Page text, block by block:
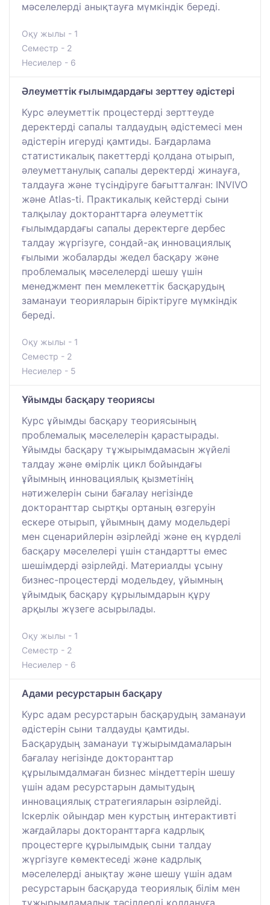
мәселелерді анықтауға мүмкіндік береді.
Оқу жылы - 1
Семестр - 2
Несиелер - 6
Әлеуметтік ғылымдардағы зерттеу әдістері
Курс әлеуметтік процестерді зерттеуде
деректерді сапалы талдаудың әдістемесі мен
әдістерін игеруді қамтиды. Бағдарлама
статистикалық пакеттерді қолдана отырып,
әлеуметтанулық сапалы деректерді жинауға,
талдауға және түсіндіруге бағытталған: INVIVO
және Atlas-ti. Практикалық кейстерді сыни
талқылау докторанттарға әлеуметтік
ғылымдардағы сапалы деректерге дербес
талдау жүргізуге, сондай-ақ инновациялық
ғылыми жобаларды жедел басқару және
проблемалық мәселелерді шешу үшін
менеджмент пен мемлекеттік басқарудың
заманауи теорияларын біріктіруге мүмкіндік
береді.
Оқу жылы - 1
Семестр - 2
Несиелер - 5
Ұйымды басқару теориясы
Курс ұйымды басқару теориясының
проблемалық мәселелерін қарастырады.
Ұйымды басқару тұжырымдамасын жүйелі
талдау және өмірлік цикл бойындағы
ұйымның инновациялық қызметінің
нәтижелерін сыни бағалау негізінде
докторанттар сыртқы ортаның өзгеруін
ескере отырып, ұйымның даму модельдері
мен сценарийлерін әзірлейді және ең күрделі
басқару мәселелері үшін стандартты емес
шешімдерді әзірлейді. Материалды ұсыну
бизнес-процестерді модельдеу, ұйымның
ұйымдық басқару құрылымдарын құру
арқылы жүзеге асырылады.
Оқу жылы - 1
Семестр - 2
Несиелер - 6
Адами ресурстарын басқару
Курс адам ресурстарын басқарудың заманауи
әдістерін сыни талдауды қамтиды.
Басқарудың заманауи тұжырымдамаларын
бағалау негізінде докторанттар
құрылымдалмаған бизнес міндеттерін шешу
үшін адам ресурстарын дамытудың
инновациялық стратегияларын әзірлейді.
Іскерлік ойындар мен курстың интерактивті
жағдайлары докторанттарға кадрлық
процестерге құрылымдық сыни талдау
жүргізуге көмектеседі және кадрлық
мәселелерді анықтау және шешу үшін адам
ресурстарын басқаруда теориялық білім мен